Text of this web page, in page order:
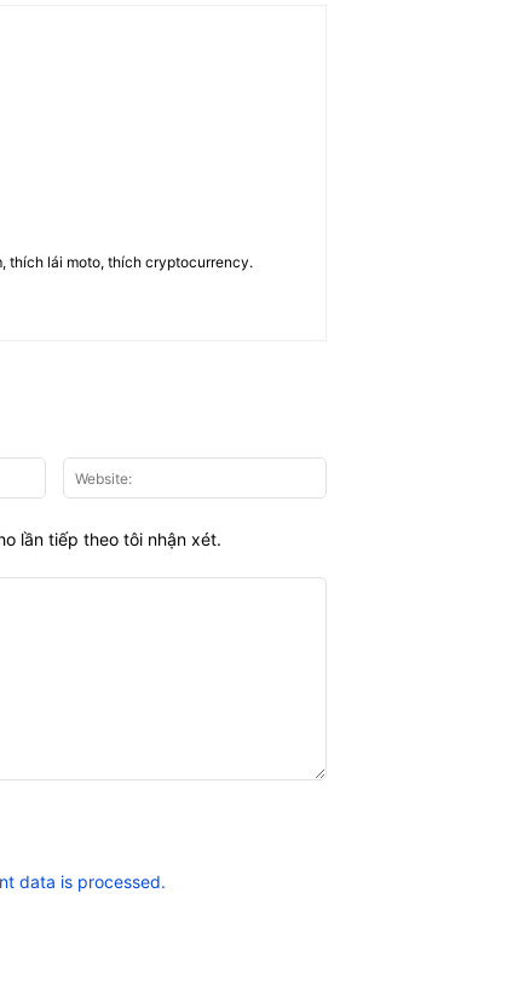
thích lái moto, thích cryptocurrency.
Email:*
lần tiếp theo tôi nhận xét.
data is processed.